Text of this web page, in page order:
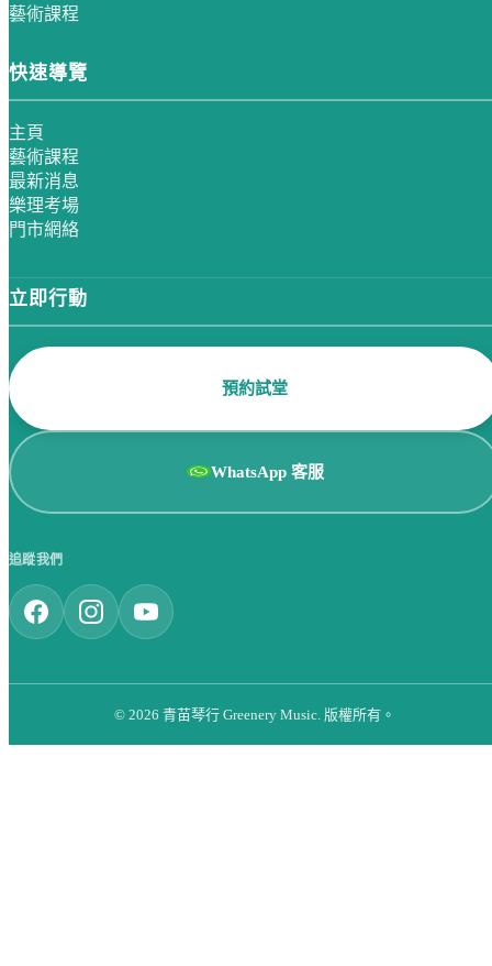
藝術課程
快速導覽
主頁
藝術課程
最新消息
樂理考場
門市網絡
立即行動
預約試堂
WhatsApp 客服
追蹤我們
© 2026 青苗琴行 Greenery Music. 版權所有。